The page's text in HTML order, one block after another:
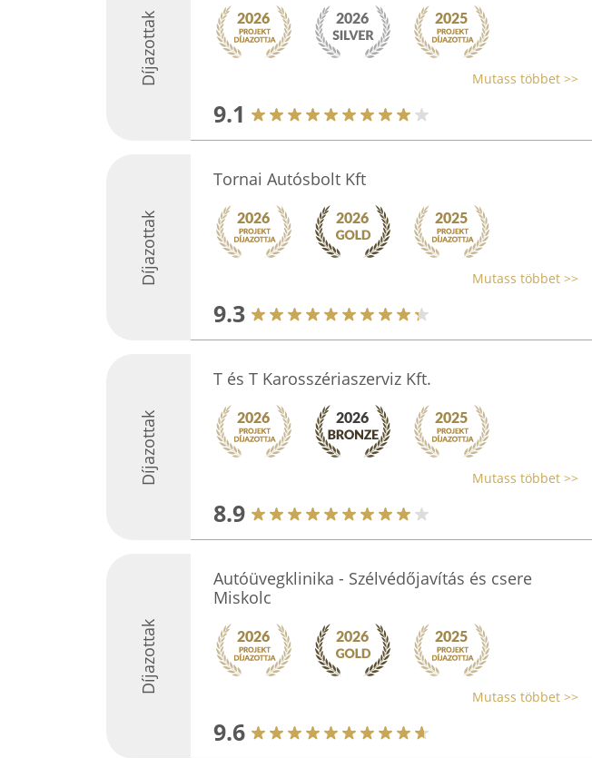
Díjazottak Mutass többet >>
9.1
Díjazottak
Tornai Autósbolt Kft
Mutass többet >>
9.3
Díjazottak
T és T Karosszériaszerviz Kft.
Mutass többet >>
8.9
Díjazottak
Autóüvegklinika - Szélvédőjavítás és csere
Miskolc
Mutass többet >>
9.6